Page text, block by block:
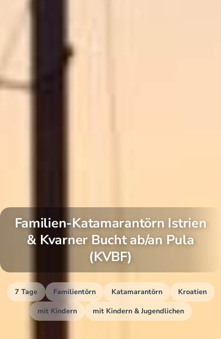
Familien-Katamarantörn Istrien
& Kvarner Bucht ab/an Pula
(KVBF)
7 Tage Familientörn Katamarantörn
Kroatien
mit Kindern
mit Kindern & Jugendlichen